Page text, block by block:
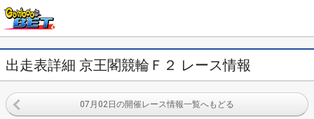
出走表詳細 京王閣競輪Ｆ２ レース情報
07月02日の開催レース情報一覧へもどる